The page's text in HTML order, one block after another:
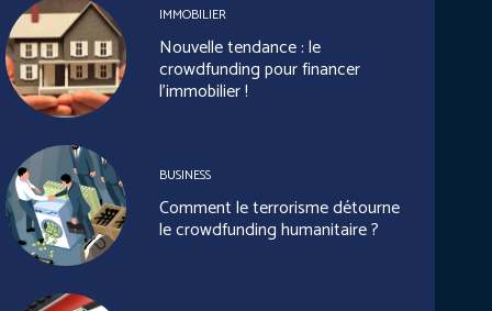
IMMOBILIER
Nouvelle tendance : le
crowdfunding pour financer
l’immobilier !
BUSINESS
Comment le terrorisme détourne
le crowdfunding humanitaire ?